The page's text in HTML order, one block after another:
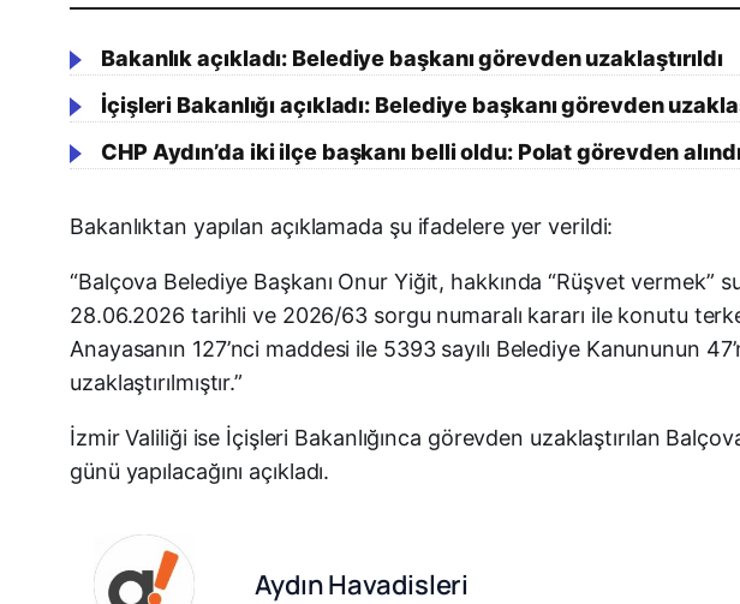
Bakanlık açıkladı: Belediye başkanı görevden uzaklaştırıldı
İçişleri Bakanlığı açıkladı: Belediye başkanı görevden
CHP Aydın’da iki ilçe başkanı belli oldu: Polat görevden
Bakanlıktan yapılan açıklamada şu ifadelere yer verildi:
“Balçova Belediye Başkanı Onur Yiğit, hakkında “Rüşvet
28.06.2026 tarihli ve 2026/63 sorgu numaralı kararı ile konutu
Anayasanın 127’nci maddesi ile 5393 sayılı Belediye Kanununun
uzaklaştırılmıştır.”
İzmir Valiliği ise İçişleri Bakanlığınca görevden uzaklaştırılan
günü yapılacağını açıkladı.
Aydın Havadisleri